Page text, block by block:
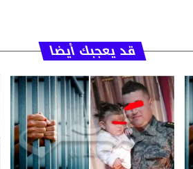
قد يعجبك أيضا